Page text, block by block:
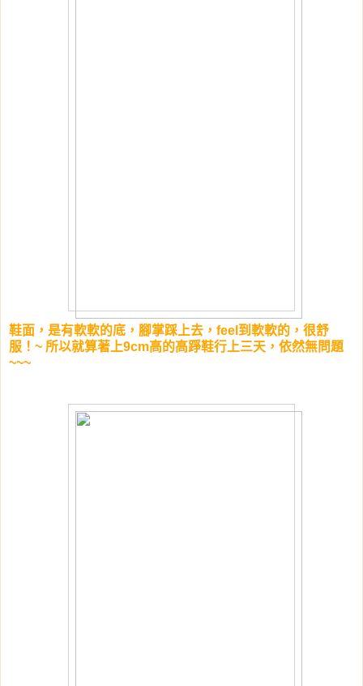
鞋面，是有軟軟的底，腳掌踩上去，feel到軟軟的，很舒
服！~ 所以就算著上9cm高的高踭鞋行上三天，依然無問題
~~~